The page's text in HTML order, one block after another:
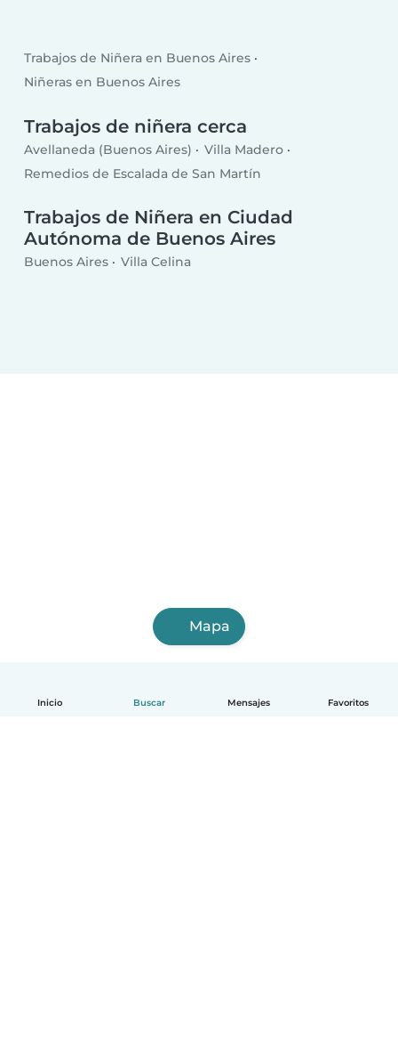
Inicio Buscar Mensajes Favoritos
Trabajos de Niñera en Buenos Aires
Niñeras en Buenos Aires
Trabajos de niñera cerca
Avellaneda (Buenos Aires)
Villa Madero
Remedios de Escalada de San Martín
Trabajos de Niñera en Ciudad
Autónoma de Buenos Aires
Buenos Aires Villa Celina
Mapa